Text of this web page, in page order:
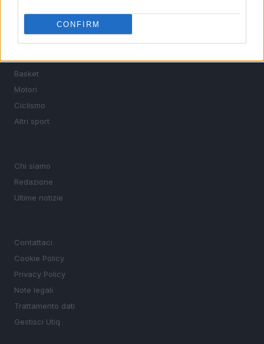
CONFIRM
Calcio
Basket
Motori
Ciclismo
Altri sport
Chi siamo
Redazione
Ultime notizie
Contattaci
Cookie Policy
Privacy Policy
Note legali
Trattamento dati
Gestisci Utiq